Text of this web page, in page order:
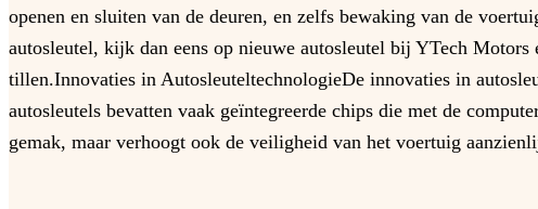
openen en sluiten van de deuren, en zelfs bewaking van de
autosleutel, kijk dan eens op nieuwe autosleutel bij YTech
tillen.Innovaties in AutosleuteltechnologieDe innovaties in
autosleutels bevatten vaak geïntegreerde chips die met de
gemak, maar verhoogt ook de veiligheid van het voertuig